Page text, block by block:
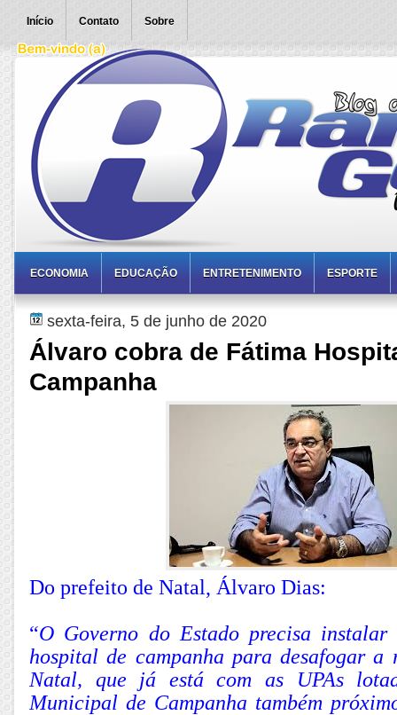
Início Contato Sobre
ECONOMIA EDUCAÇÃO ENTRETENIMENTO ESPORTE
sexta-feira, 5 de junho de 2020
Álvaro cobra de Fátima
Campanha
Do prefeito de Natal, Álvaro Dias:
“O Governo do Estado precisa instalar
hospital de campanha para desafogar a
Natal, que já está com as UPAs
Municipal de Campanha também